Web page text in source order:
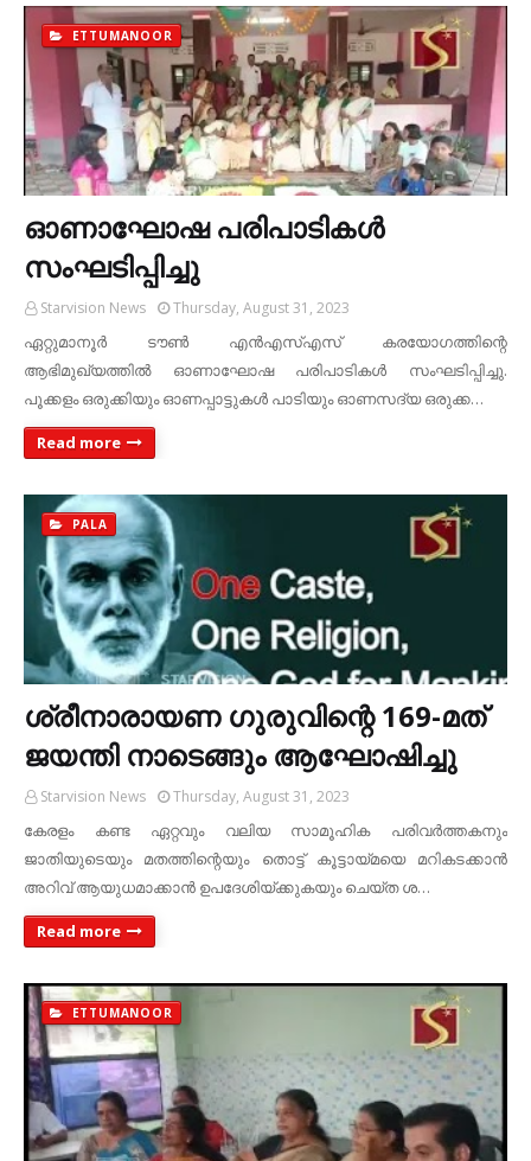
ETTUMANOOR
ഓണാഘോഷ പരിപാടികള്‍
സംഘടിപ്പിച്ചു
Starvision News Thursday, August 31, 2023
ഏറ്റുമാനൂര്‍ ടൗണ്‍ എന്‍എസ്എസ് കരയോഗത്തിന്റെ
ആഭിമുഖ്യത്തില്‍ ഓണാഘോഷ പരിപാടികള്‍ സംഘടിപ്പിച്ചു.
പൂക്കളം ഒരുക്കിയും ഓണപ്പാട്ടുകള്‍ പാടിയും ഓണസദ്യ ഒരുക്ക…
Read more
PALA
ശ്രീനാരായണ ഗുരുവിന്റെ 169-മത്
ജയന്തി നാടെങ്ങും ആഘോഷിച്ചു
Starvision News Thursday, August 31, 2023
കേരളം കണ്ട ഏറ്റവും വലിയ സാമൂഹിക പരിവര്‍ത്തകനും
ജാതിയുടെയും മതത്തിന്റെയും തൊട്ട് കൂട്ടായ്മയെ മറികടക്കാന്‍
അറിവ് ആയുധമാക്കാന്‍ ഉപദേശിയ്ക്കുകയും ചെയ്ത ശ…
Read more
ETTUMANOOR